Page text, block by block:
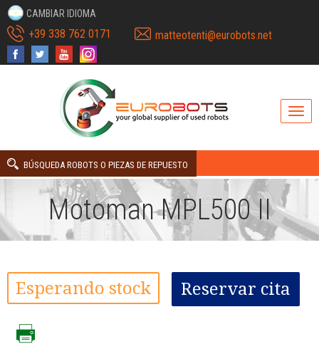
CAMBIAR IDIOMA
+39 338 762 0171 matteotenti@eurobots.net
BÚSQUEDA ROBOTS O PIEZAS DE REPUESTO
Motoman MPL500 II
Esperando stock Reservar cita